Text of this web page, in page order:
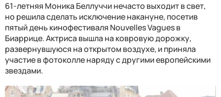
61-летняя Моника Беллуччи нечасто выходит в свет,
но решила сделать исключение накануне, посетив
пятый день кинофестиваля Nouvelles Vagues в
Биаррице. Актриса вышла на ковровую дорожку,
развернувшуюся на открытом воздухе, и приняла
участие в фотоколле наряду с другими европейскими
звездами.